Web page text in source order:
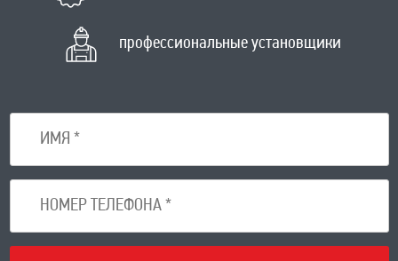
профессиональные установщики